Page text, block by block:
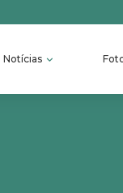
Notícias